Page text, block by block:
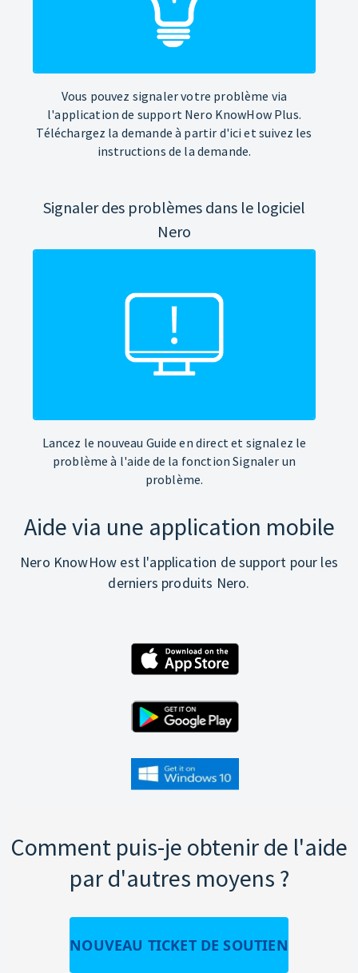
Vous pouvez signaler votre problème via
l'application de support Nero KnowHow Plus.
Téléchargez la demande à partir d'ici et suivez les
instructions de la demande.
Signaler des problèmes dans le logiciel
Nero
Lancez le nouveau Guide en direct et signalez le
problème à l'aide de la fonction Signaler un
problème.
Aide via une application mobile
Nero KnowHow est l'application de support pour les
derniers produits Nero.
Comment puis-je obtenir de l'aide
par d'autres moyens ?
NOUVEAU TICKET DE SOUTIEN